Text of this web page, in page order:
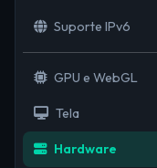
Suporte IPv6
GPU e WebGL
Tela
Hardware